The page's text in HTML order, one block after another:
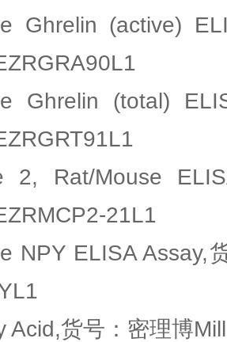
Ghrelin (active)
Ghrelin (total)
2, Rat/Mouse
21L1
NPY ELISA Assay,
Acid,货号：密理博